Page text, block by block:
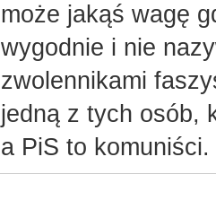
może jakąś wagę
wygodnie i nie
zwolennikami
jedną z tych osób,
a PiS to komuniści.